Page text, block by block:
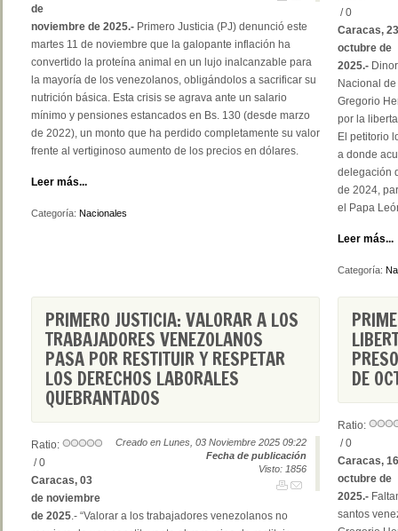
de
noviembre de 2025.- Primero Justicia (PJ) denunció este
martes 11 de noviembre que la galopante inflación ha
convertido la proteína animal en un lujo inalcanzable para
la mayoría de los venezolanos, obligándolos a sacrificar su
nutrición básica. Esta crisis se agrava ante un salario
mínimo y pensiones estancados en Bs. 130 (desde marzo
de 2022), un monto que ha perdido completamente su valor
frente al vertiginoso aumento de los precios en dólares.
Leer más...
Categoría: Nacionales
/ 0
Caracas,
octubre de
2025.-
Nacional
Gregorio
por la
El petitorio
a donde
delegación
de 2024,
el Papa
Leer más...
Categoría:
PRIMERO JUSTICIA: VALORAR A LOS
TRABAJADORES VENEZOLANOS
PASA POR RESTITUIR Y RESPETAR
LOS DERECHOS LABORALES
QUEBRANTADOS
Creado en Lunes, 03 Noviembre 2025 09:22
Fecha de publicación
Visto: 1856
Ratio:
/ 0
Caracas, 03
de noviembre
de 2025.- “Valorar a los trabajadores venezolanos no
DE
Ratio:
/ 0
Caracas,
octubre de
2025.-
santos